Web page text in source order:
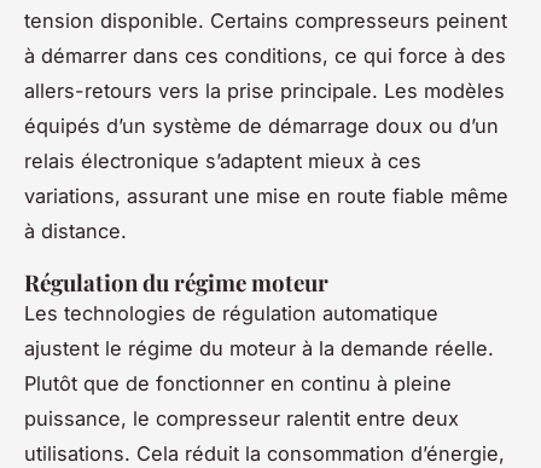
tension disponible. Certains compresseurs peinent
à démarrer dans ces conditions, ce qui force à des
allers-retours vers la prise principale. Les modèles
équipés d’un système de démarrage doux ou d’un
relais électronique s’adaptent mieux à ces
variations, assurant une mise en route fiable même
à distance.
Régulation du régime moteur
Les technologies de régulation automatique
ajustent le régime du moteur à la demande réelle.
Plutôt que de fonctionner en continu à pleine
puissance, le compresseur ralentit entre deux
utilisations. Cela réduit la consommation d’énergie,